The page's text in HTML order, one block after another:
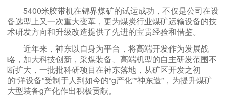
5400米胶带机在锦界煤矿的试运成功，不仅是公司在设
备选型上又一次重大变革，更为煤炭行业煤矿运输设备的技
术研发方向和升级改造提供了先进的宝贵经验和借鉴。
近年来，神东以自身为平台，将高端开发作为发展战
略，加大科技创新，采煤装备、高端机型的自主研发范围不
断扩大，一批批科研项目在神东落地，从矿区开发之初
的“洋设备”受制于人到如今的“g产化”“神东造”，为提升煤矿
大型装备g产化作出积极贡献。